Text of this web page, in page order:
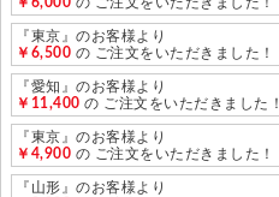
『東京』のお客様より
￥6,500 の ご注文をいただきました！
『愛知』のお客様より
￥11,400 の ご注文をいただきました！
『東京』のお客様より
￥4,900 の ご注文をいただきました！
『山形』のお客様より